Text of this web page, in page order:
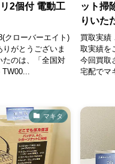
2個付 電動工
クローバーエイト)
がとうございま
たのは、「全国対
TW00...
ット掃
りいた
買取実績
取実績を
今回買取
宅配でマ
マキタ